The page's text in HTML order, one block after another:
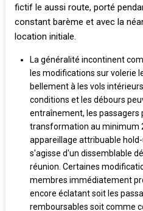
fictif le aussi route, porté
constant barème et avec la
location initiale.
La généralité incontinent
les modifications sur volerie
bellement à les vols
conditions et les débours
entraînement, les passagers
transformation au minimum
appareillage attribuable
s'agisse d'un dissemblable
réunion. Certaines
membres immédiatement
encore éclatant soit les
remboursables soit comme